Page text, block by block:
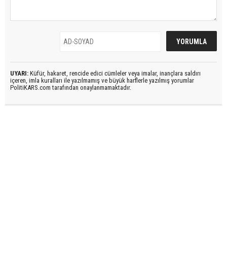
UYARI: Küfür, hakaret, rencide edici cümleler veya imalar, inançlara saldırı
içeren, imla kuralları ile yazılmamış ve büyük harflerle yazılmış yorumlar
PolitiKARS.com tarafından onaylanmamaktadır.